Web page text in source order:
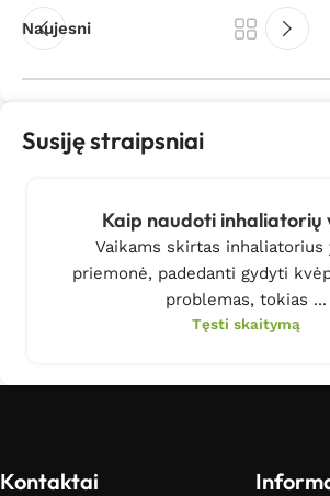
Naujesni
Susiję straipsniai
Kaip naudoti inhaliatorių
Vaikams skirtas inhaliatorius
priemonė, padedanti gydyti
problemas, tokias ...
Tęsti skaitymą
Kontaktai